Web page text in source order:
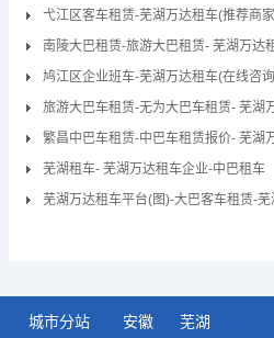
弋江区客车租赁-芜湖万达租车(推荐商
南陵大巴租赁-旅游大巴租赁- 芜湖万达
鸠江区企业班车-芜湖万达租车(在线咨
旅游大巴车租赁-无为大巴车租赁- 芜湖
繁昌中巴车租赁-中巴车租赁报价- 芜湖
芜湖租车- 芜湖万达租车企业-中巴租车
芜湖万达租车平台(图)-大巴客车租赁-
城市分站 安徽 芜湖